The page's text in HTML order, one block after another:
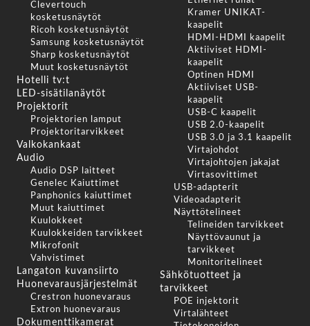
Clevertouch
kosketusnäytöt
Ricoh kosketusnäytöt
Samsung kosketusnäytöt
Sharp kosketusnäytöt
Muut kosketusnäytöt
Hotelli tv:t
LED-sisätilanäytöt
Projektorit
Projektorien lamput
Projektoritarvikkeet
Valkokankaat
Audio
Audio DSP laitteet
Genelec Kaiuttimet
Panphonics kaiuttimet
Muut kaiuttimet
Kuulokkeet
Kuulokkeiden tarvikkeet
Mikrofonit
Vahvistimet
Langaton kuvansiirto
Huonevarausjärjestelmät
Crestron huonevaraus
Extron huonevaraus
Dokumenttikamerat
Kramer UNIKAT-
kaapelit
HDMI-HDMI kaapelit
Aktiiviset HDMI-
kaapelit
Optinen HDMI
Aktiiviset USB-
kaapelit
USB-C kaapelit
USB 2.0-kaapelit
USB 3.0 ja 3.1 kaapelit
Virtajohdot
Virtajohtojen jakajat
Virtasovittimet
USB-adapterit
Videoadapterit
Näyttötelineet
Telineiden tarvikkeet
Näyttövaunut ja
tarvikkeet
Monitoritelineet
Sähkötuotteet ja
tarvikkeet
POE injektorit
Virtalähteet